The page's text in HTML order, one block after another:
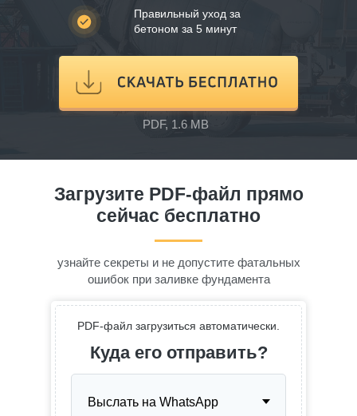
Правильный уход за
бетоном за 5 минут
PDF, 1.6 MB
PDF-файл загрузиться автоматически.
Куда его отправить?
узнайте секреты и не допустите фатальных
ошибок при заливке фундамента
Загрузите PDF-файл прямо
сейчас бесплатно